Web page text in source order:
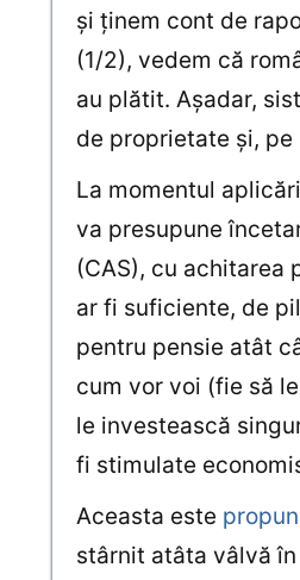
şi ţinem cont de
(1/2), vedem că
au plătit. Aşadar,
de proprietate şi,
La momentul
va presupune
(CAS), cu achitarea
ar fi suficiente, de
pentru pensie atât
cum vor voi (fie să
le investească
fi stimulate
Aceasta este
stârnit atâta vâlvă